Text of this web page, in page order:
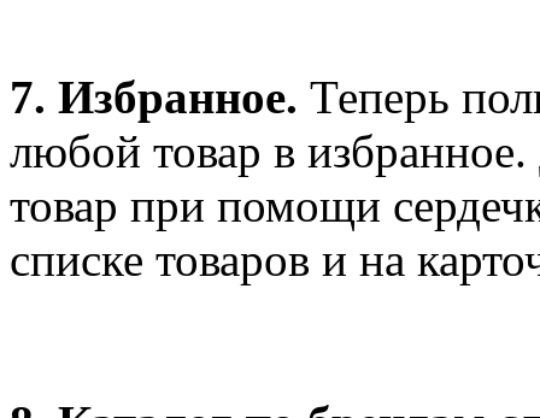
7. Избранное. Теперь
любой товар в
товар при помощи
списке товаров и на